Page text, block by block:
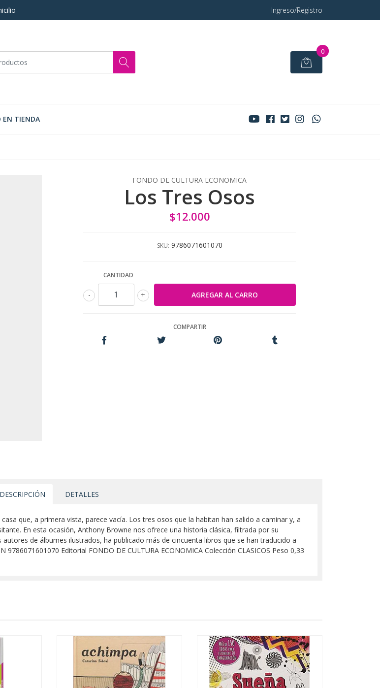
Ingreso/Registro
0
EN TIENDA
FONDO DE CULTURA ECONOMICA
Los Tres Osos
$12.000
SKU: 9786071601070
CANTIDAD
+
-
COMPARTIR
DESCRIPCIÓN DETALLES
que, a primera vista, parece vacía. Los tres osos que la habitan han salido a caminar y, a
En esta ocasión, Anthony Browne nos ofrece una historia clásica, filtrada por su
de álbumes ilustrados, ha publicado más de cincuenta libros que se han traducido a
9786071601070 Editorial FONDO DE CULTURA ECONOMICA Colección CLASICOS Peso 0,33